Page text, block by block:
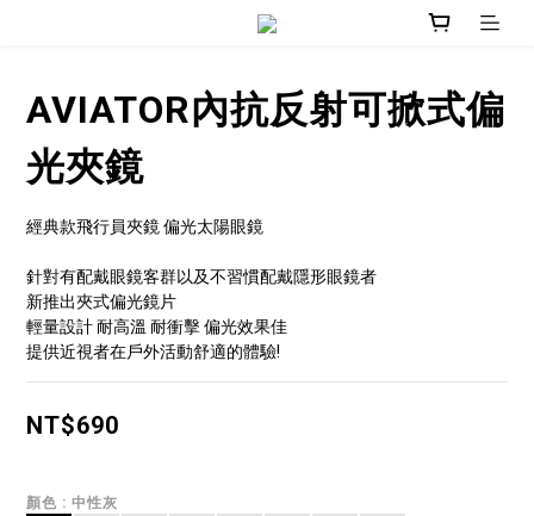
AVIATOR內抗反射可掀式偏
光夾鏡
經典款飛行員夾鏡 偏光太陽眼鏡
針對有配戴眼鏡客群以及不習慣配戴隱形眼鏡者
新推出夾式偏光鏡片
輕量設計 耐高溫 耐衝擊 偏光效果佳
提供近視者在戶外活動舒適的體驗!
NT$690
顏色 : 中性灰